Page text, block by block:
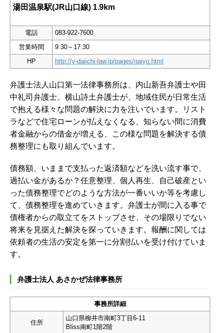
湯田温泉駅(JR山口線) 1.9km
電話
083-922-7600
営業時間
9:30～17:30
HP
http://y-daiichi-law.jp/pages/gaiyo.html
弁護士法人山口第一法律事務所は、内山新吾弁護士や田
中礼司弁護士、横山詩土弁護士が、地域住民が日常生活
で抱える様々な問題の解決に力を注いでいます。リスト
ラなどで住宅ローンが払えなくなる、知らない間に消費
者金融からの借金が増える、この様な問題を解決する債
務整理にも取り組んでいます。
債務額、いままで支払った返済額などを洗い流す事で、
過払い金があるか？任意整理、個人再生、自己破産とい
った債務整理でどのような方法が一番いいか等を考慮し
て、債務整理を進めていきます。弁護士が間に入る事で
債権者からの取立てをストップさせ、その場限りでない
将来を見据えた解決を探っていきます。報酬に関しては
依頼者の生活の安定を第一に分割払いを受け付けていま
す。
弁護士法人 あさかぜ法律事務所
事務所詳細
住所
山口県柳井市南町3丁目6-11
Bliss南町1階2階